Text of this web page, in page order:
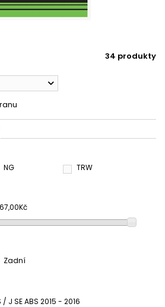
34 produkty
NG TRW
Zadní
J SE ABS 2015 - 2016